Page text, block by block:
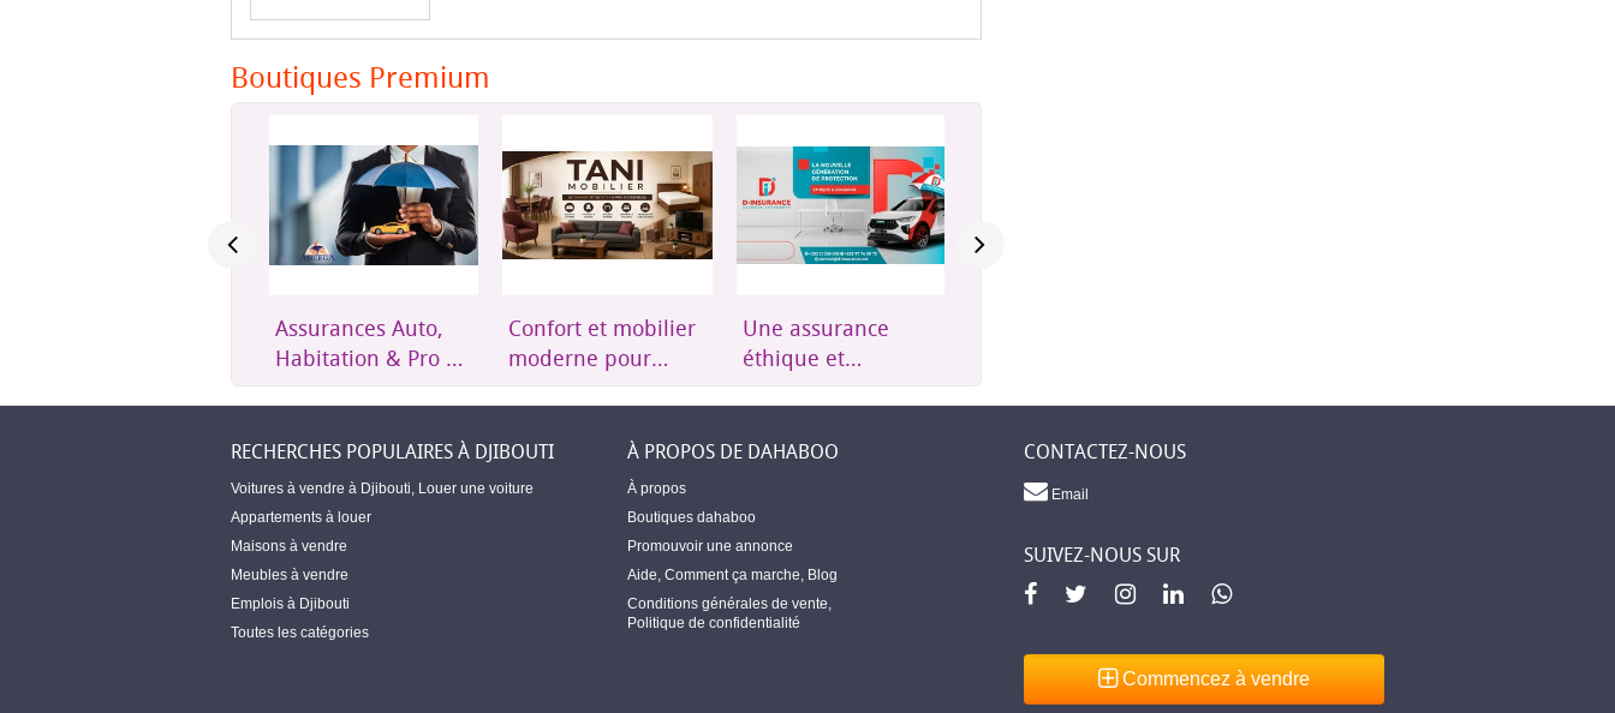
Boutiques Premium
Confort et mobilier
moderne pour
Une assurance
éthique et
Groupes
électrogènes,
RECHERCHES POPULAIRES À DJIBOUTI
Voitures à vendre à Djibouti, Louer une voiture
Appartements à louer
Maisons à vendre
Meubles à vendre
Emplois à Djibouti
Toutes les catégories
À PROPOS DE DAHABOO
À propos
Boutiques dahaboo
Promouvoir une annonce
Aide, Comment ça marche, Blog
Conditions générales de vente,
Politique de confidentialité
CONTACTEZ-NOUS
Email
SUIVEZ-NOUS SUR
Commencez à vendre